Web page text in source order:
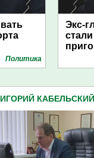
Политика
Экс-
КАБЕЛЬСКИЙ